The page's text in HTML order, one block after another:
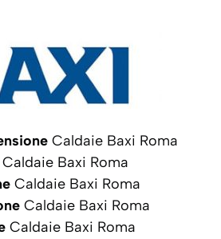
Caldaie Baxi Roma
Caldaie Baxi Roma
Caldaie Baxi Roma
Caldaie Baxi Roma
Caldaie Baxi Roma